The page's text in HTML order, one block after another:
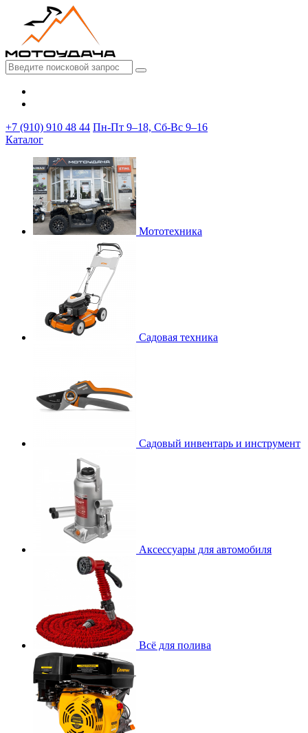
+7 (910) 910 48 44 Пн-Пт 9–18, Сб-Вс 9–16
Каталог
Мототехника
Садовая техника
Садовый инвентарь и инструмент
Аксессуары для автомобиля
Всё для полива